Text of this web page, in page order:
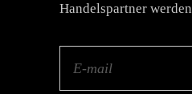
Handelspartner werden